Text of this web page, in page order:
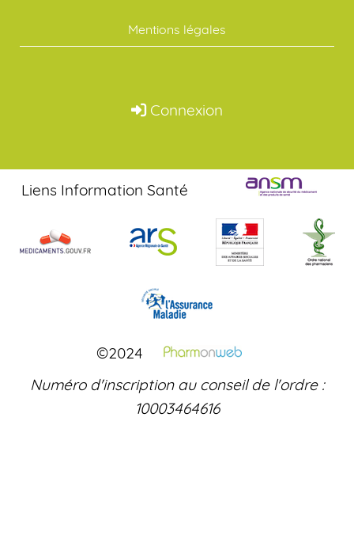
Mentions légales
Connexion
Liens Information Santé
©2024
Numéro d'inscription au conseil de l'ordre :
10003464616